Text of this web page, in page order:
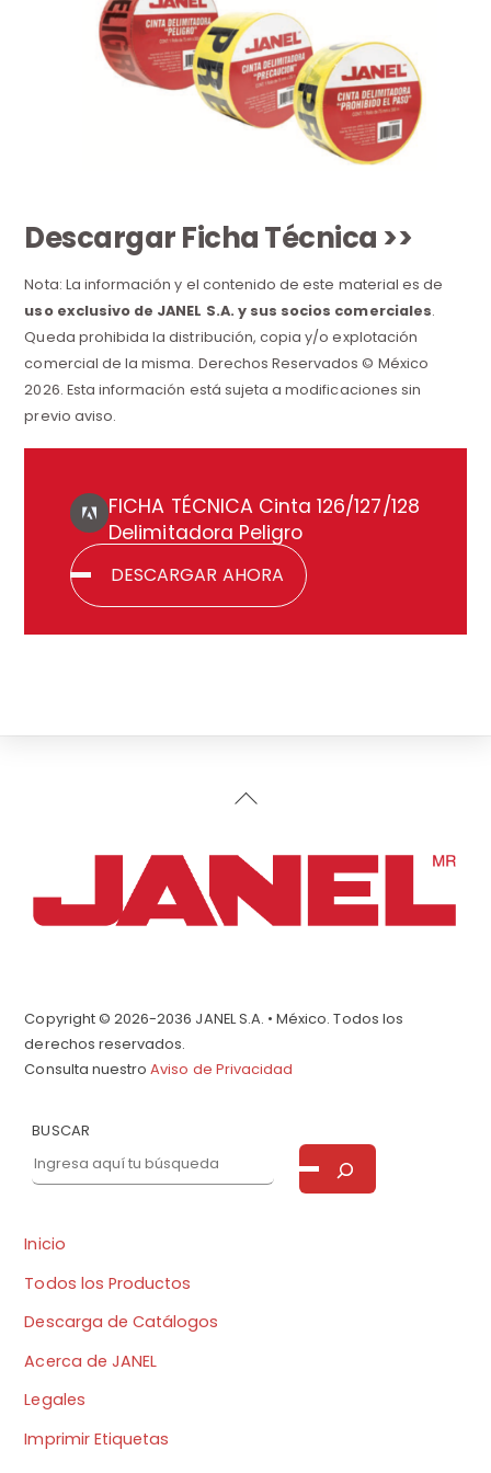
Descargar Ficha Técnica >>
Nota: La información y el contenido de este material es de
uso exclusivo de JANEL S.A. y sus socios comerciales.
Queda prohibida la distribución, copia y/o explotación
comercial de la misma. Derechos Reservados © México
2026. Esta información está sujeta a modificaciones sin
previo aviso.
FICHA TÉCNICA Cinta 126/127/128
Delimitadora Peligro
DESCARGAR AHORA
Back
Copyright © 2026-2036 JANEL S.A. • México. Todos los
derechos reservados.
Consulta nuestroAviso de Privacidad
BUSCAR
Inicio
Todos los Productos
Descarga de Catálogos
Acerca de JANEL
Legales
Imprimir Etiquetas